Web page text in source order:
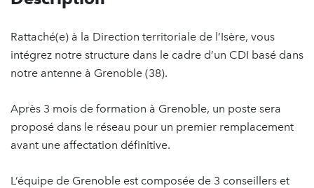
Rattaché(e) à la Direction territoriale de l’Isère, vous
intégrez notre structure dans le cadre d’un CDI basé dans
notre antenne à Grenoble (38).
Après 3 mois de formation à Grenoble, un poste sera
proposé dans le réseau pour un premier remplacement
avant une affectation définitive.
L’équipe de Grenoble est composée de 3 conseillers et